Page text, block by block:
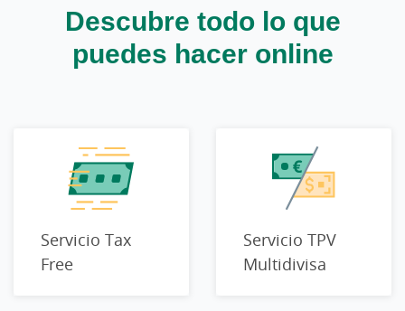
Descubre todo lo que
puedes hacer online
Servicio Tax
Free
Servicio TPV
Multidivisa